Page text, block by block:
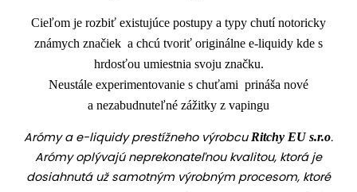
Cieľom je rozbiť existujúce postupy a typy chutí notoricky
známych značiek a chcú tvoriť originálne e-liquidy kde s
hrdosťou umiestnia svoju značku.
Neustále experimentovanie s chuťami prináša nové
a nezabudnuteľné zážitky z vapingu
Arómy a e-liquidy prestížneho výrobcuRitchy EU s.r.o.
Arómy oplývajú neprekonateľnou kvalitou, ktorá je
dosiahnutá už samotným výrobným procesom, ktoré